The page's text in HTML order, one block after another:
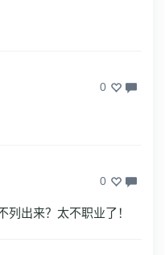
0
0
出来？太不职业了！